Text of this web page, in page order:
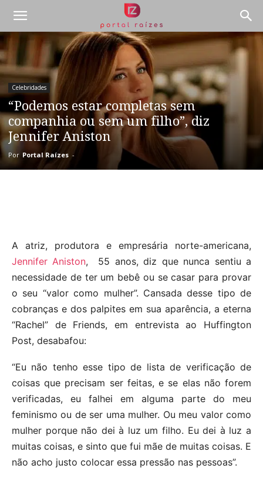
Celebridades
“Podemos estar completas sem
companhia ou sem um filho”, diz
Jennifer Aniston
Por Portal Raízes -
A atriz, produtora e empresária norte-americana,
Jennifer Aniston, 55 anos, diz que nunca sentiu a
necessidade de ter um bebê ou se casar para provar
o seu “valor como mulher”. Cansada desse tipo de
cobranças e dos palpites em sua aparência, a eterna
“Rachel” de Friends, em entrevista ao Huffington
Post, desabafou:
“Eu não tenho esse tipo de lista de verificação de
coisas que precisam ser feitas, e se elas não forem
verificadas, eu falhei em alguma parte do meu
feminismo ou de ser uma mulher. Ou meu valor como
mulher porque não dei à luz um filho. Eu dei à luz a
muitas coisas, e sinto que fui mãe de muitas coisas. E
não acho justo colocar essa pressão nas pessoas”.